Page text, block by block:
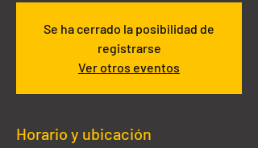
Se ha cerrado la posibilidad de
registrarse
Ver otros eventos
Horario y ubicación